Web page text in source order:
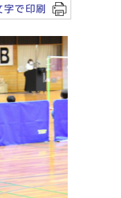
で印刷